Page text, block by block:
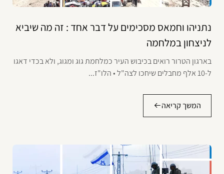
נתניהו וחמאס מסכימים על דבר אחד : זה מה שיביא
לניצחון במלחמה
בארגון הטרור רואים בכיבוש העיר כמלחמת גוג ומגוג, ולא בכדי דאגו
ל-10 אלף מחבלים שיחכו לצה"ל • הלו"ז...
המשך קריאה